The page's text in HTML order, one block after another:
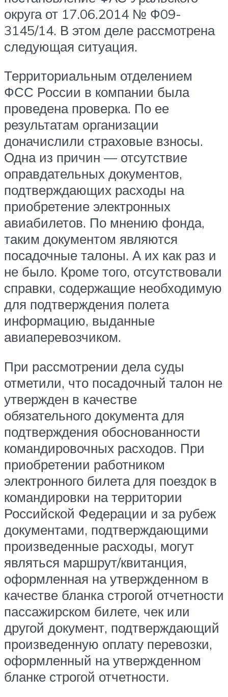
округа от 17.06.2014 № Ф09-
3145/14. В этом деле рассмотрена
следующая ситуация.
Территориальным отделением
ФСС России в компании была
проведена проверка. По ее
результатам организации
доначислили страховые взносы.
Одна из причин — отсутствие
оправдательных документов,
подтверждающих расходы на
приобретение электронных
авиабилетов. По мнению фонда,
таким документом являются
посадочные талоны. А их как раз и
не было. Кроме того, отсутствовали
справки, содержащие необходимую
для подтверждения полета
информацию, выданные
авиаперевозчиком.
При рассмотрении дела суды
отметили, что посадочный талон не
утвержден в качестве
обязательного документа для
подтверждения обоснованности
командировочных расходов. При
приобретении работником
электронного билета для поездок в
командировки на территории
Российской Федерации и за рубеж
документами, подтверждающими
произведенные расходы, могут
являться маршрут/квитанция,
оформленная на утвержденном в
качестве бланка строгой отчетности
пассажирском билете, чек или
другой документ, подтверждающий
произведенную оплату перевозки,
оформленный на утвержденном
бланке строгой отчетности.